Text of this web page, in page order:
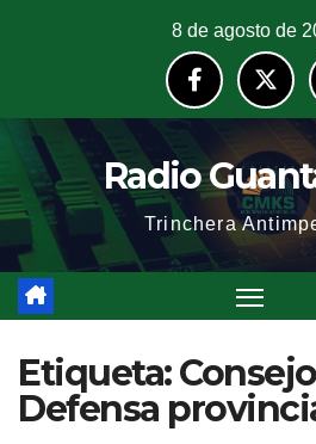
8 de agosto de
Radio
Trinchera
Etiqueta:
Defensa